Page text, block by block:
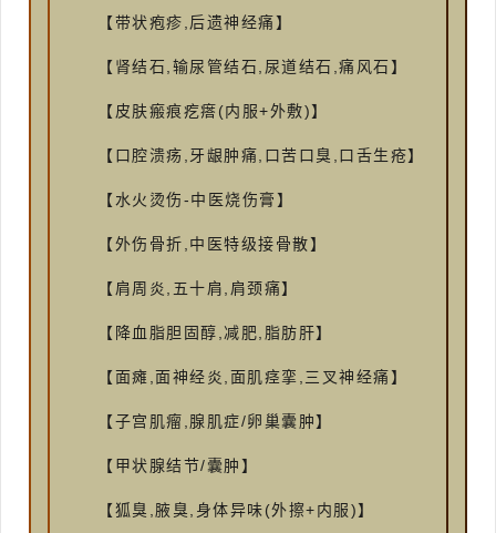
【带状疱疹,后遗神经痛】
【肾结石,输尿管结石,尿道结石,痛风石】
【皮肤瘢痕疙瘩(内服+外敷)】
【口腔溃疡,牙龈肿痛,口苦口臭,口舌生疮】
【水火烫伤-中医烧伤膏】
【外伤骨折,中医特级接骨散】
【肩周炎,五十肩,肩颈痛】
【降血脂胆固醇,减肥,脂肪肝】
【面瘫,面神经炎,面肌痉挛,三叉神经痛】
【子宫肌瘤,腺肌症/卵巢囊肿】
【甲状腺结节/囊肿】
【狐臭,腋臭,身体异味(外擦+内服)】